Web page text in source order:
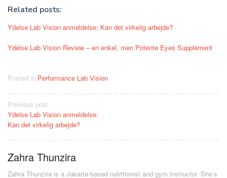
Related posts:
Ydelse Lab Vision anmeldelse: Kan det virkelig arbejde?
Ydelse Lab Vision Review – en enkel, men Potente Eyes Supplement
Posted in Performance Lab Vision
Post
navigation
Previous post
Ydelse Lab Vision anmeldelse:
Kan det virkelig arbejde?
Zahra Thunzira
Zahra Thunzira is a Jakarta-based nutritionist and gym instructor. She’s